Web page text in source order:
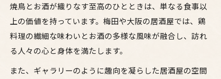
焼鳥とお酒が織りなす至高のひとときは、単なる食事以
上の価値を持っています。梅田や大阪の居酒屋では、鶏
料理の繊細な味わいとお酒の多様な風味が融合し、訪れ
る人々の心と身体を満たします。
また、ギャラリーのように趣向を凝らした居酒屋の空間